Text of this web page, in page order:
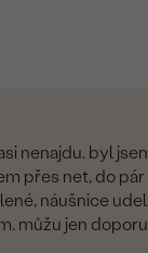
nenajdu. byl
přes net, do
náušnice